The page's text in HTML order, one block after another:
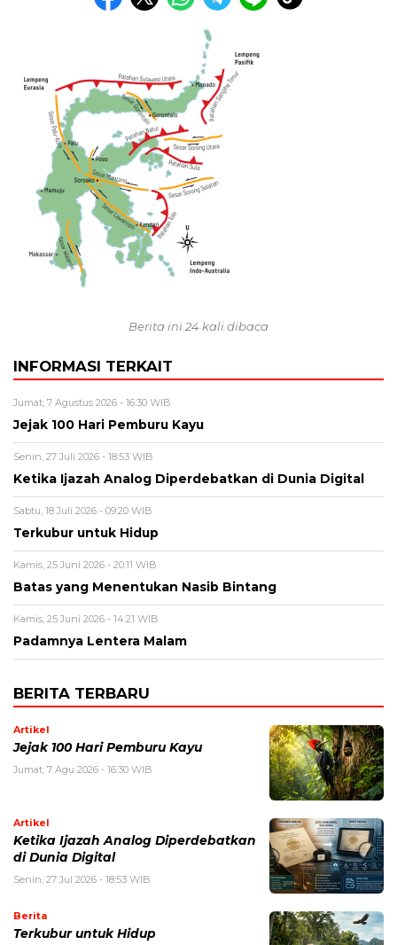
Berita ini 24 kali dibaca
INFORMASI TERKAIT
Jumat, 7 Agustus 2026 - 16:30 WIB
Jejak 100 Hari Pemburu Kayu
Senin, 27 Juli 2026 - 18:53 WIB
Ketika Ijazah Analog Diperdebatkan di Dunia Digital
Sabtu, 18 Juli 2026 - 09:20 WIB
Terkubur untuk Hidup
Kamis, 25 Juni 2026 - 20:11 WIB
Batas yang Menentukan Nasib Bintang
Kamis, 25 Juni 2026 - 14:21 WIB
Padamnya Lentera Malam
BERITA TERBARU
Artikel
Jejak 100 Hari Pemburu Kayu
Jumat, 7 Agu 2026 - 16:30 WIB
Artikel
Ketika Ijazah Analog Diperdebatkan
di Dunia Digital
Senin, 27 Jul 2026 - 18:53 WIB
Berita
Terkubur untuk Hidup